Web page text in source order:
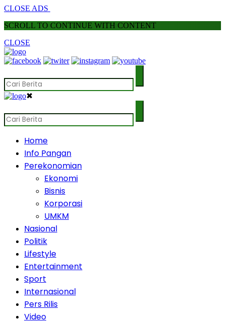
CLOSE ADS
SCROLL TO CONTINUE WITH CONTENT
CLOSE
✖
Home
Info Pangan
Perekonomian
Ekonomi
Bisnis
Korporasi
UMKM
Nasional
Politik
Lifestyle
Entertainment
Sport
Internasional
Pers Rilis
Video